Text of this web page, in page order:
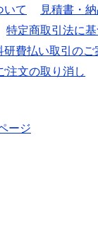
いて
見積書・
特定商取引法に
研費払い取引のご
注文の取り消し
ージ